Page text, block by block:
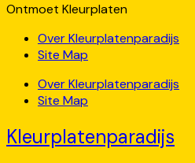
Ontmoet Kleurplaten
Over Kleurplatenparadijs
Site Map
Over Kleurplatenparadijs
Site Map
Kleurplatenparadijs